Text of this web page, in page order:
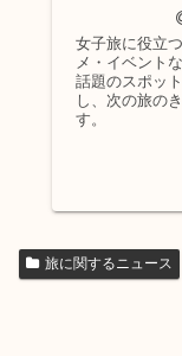
女子旅に役立
メ・イベント
話題のスポッ
し、次の旅の
す。
旅に関するニュース